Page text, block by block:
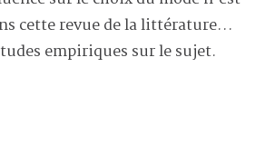
cette revue de la littérature…
empiriques sur le sujet.